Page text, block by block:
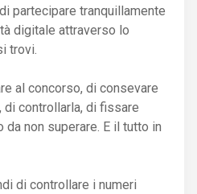
partecipare tranquillamente
digitale attraverso lo
trovi.
al concorso, di consevare
controllarla, di fissare
non superare. E il tutto in
di controllare i numeri